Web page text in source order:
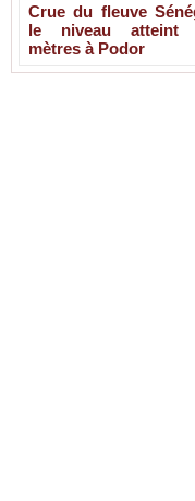
Crue du fleuve
le niveau atteint
mètres à Podor